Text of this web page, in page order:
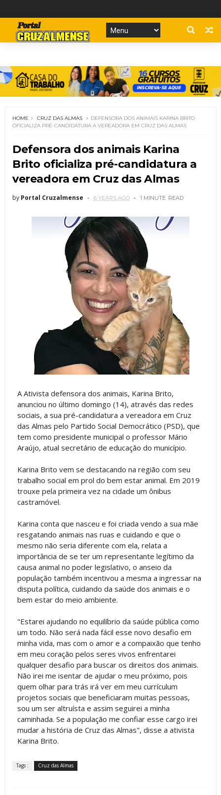
HOME CRUZ DAS ALMAS
DEFENSORA DOS ANIMAIS KARINA BRITO
OFICIALIZA PRÉ-CANDIDATURA A VEREADORA EM CRUZ DAS ALMAS
Defensora dos animais Karina
Brito oficializa pré-candidatura a
vereadora em Cruz das Almas
by Portal Cruzalmense 6 YEARS AGO 1 MINUTE READ
A Ativista defensora dos animais, Karina Brito,
anunciou no último domingo (14), através das redes
sociais, a sua pré-candidatura a vereadora em Cruz
das Almas pelo Partido Social Democrático (PSD), que
tem como presidente municipal o professor Mário
Araújo, atual secretário de educação do município.
Karina Brito vem se destacando na região com seu
trabalho social em prol do bem estar animal. Em 2019
trouxe pela primeira vez na cidade um ônibus
castramóvel.
Karina conta que nasceu e foi criada vendo a sua mãe
resgatando animais nas ruas e cuidando e que o
mesmo não seria diferente com ela, relata a
importância de se ter um representante legítimo da
causa animal no poder legislativo, o anseio da
população também incentivou a mesma a ingressar na
disputa política, cuidando da saúde dos animais e o
bem estar do meio ambiente.
"Estarei ajudando no equilíbrio da saúde pública como
um todo. Não será nada fácil esse novo desafio em
minha vida, mas com o amor e a compaixão que tenho
em meu coração pelos seres vivos enfrentarei
qualquer desafio para buscar os direitos dos animais.
Não irei me isentar de ajudar o meu próximo, pois
quem olhar para trás irá ver em meu currículum
projetos sociais que beneficiaram muitas pessoas,
sou um ser altruísta e assim seguirei a minha
caminhada. Se a população me confiar esse cargo irei
mudar a história de Cruz das Almas", disse a ativista
Karina Brito.
Tags : Cruz das Almas